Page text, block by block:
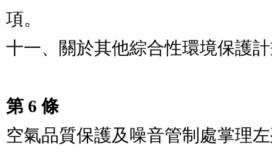
項。
十一、關於其他綜合性環境保護
第 6 條
空氣品質保護及噪音管制處掌理